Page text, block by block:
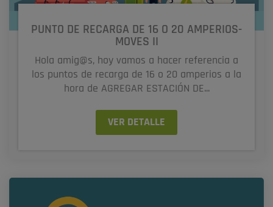
PUNTO DE RECARGA DE 16 O 20 AMPERIOS-
MOVES II
Hola amig@s, hoy vamos a hacer referencia a
los puntos de recarga de 16 o 20 amperios a la
hora de AGREGAR ESTACIÓN DE...
VER DETALLE